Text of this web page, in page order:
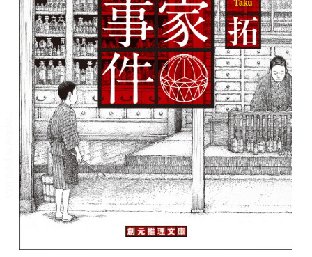
リーダー設定
文字サイズ、エフェクトの変更などを行います。